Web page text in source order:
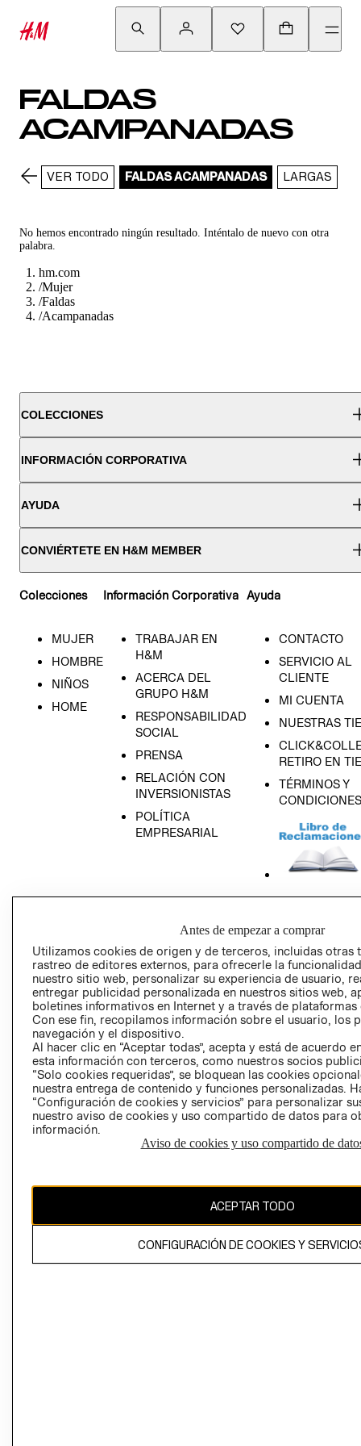
FALDAS
ACAMPANADAS
VER TODO FALDAS ACAMPANADAS LARGAS
No hemos encontrado ningún resultado. Inténtalo de nuevo con otra
palabra.
hm.com
/Mujer
/Faldas
/Acampanadas
COLECCIONES
INFORMACIÓN CORPORATIVA
AYUDA
CONVIÉRTETE EN H&M MEMBER
Colecciones
MUJER
HOMBRE
NIÑOS
HOME
Información Corporativa
TRABAJAR EN
H&M
ACERCA DEL
GRUPO H&M
RESPONSABILIDAD
SOCIAL
PRENSA
RELACIÓN CON
INVERSIONISTAS
POLÍTICA
EMPRESARIAL
Ayuda
CONTACTO
SERVICIO AL
CLIENTE
MI CUENTA
NUESTRAS
RETIRO EN
TÉRMINOS Y
CONDICIONES
PRIVACIDAD
GIFT CARD
AVISO DE
Perú (S/)
CAMBIAR REGIÓN
El contenido de esta página web está protegido por copyright y es
Antes de empezar a comprar
Utilizamos cookies de origen y de terceros, incluidas otras
rastreo de editores externos, para ofrecerle la
nuestro sitio web, personalizar su experiencia de usuario,
entregar publicidad personalizada en nuestros sitios web,
boletines informativos en Internet y a través de plataformas
Con ese fin, recopilamos información sobre el usuario, los
navegación y el dispositivo.
Al hacer clic en “Aceptar todas”, acepta y está de acuerdo
esta información con terceros, como nuestros socios
“Solo cookies requeridas”, se bloquean las cookies
nuestra entrega de contenido y funciones personalizadas.
“Configuración de cookies y servicios” para personalizar
nuestro aviso de cookies y uso compartido de datos para
información.
Aviso de cookies y uso compartido de
ACEPTAR TODO
CONFIGURACIÓN DE COOKIES Y